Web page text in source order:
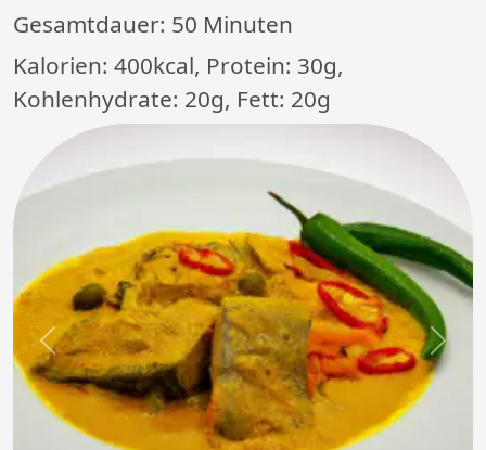
Gesamtdauer: 50 Minuten
Kalorien: 400kcal, Protein: 30g,
Kohlenhydrate: 20g, Fett: 20g
Previous Next